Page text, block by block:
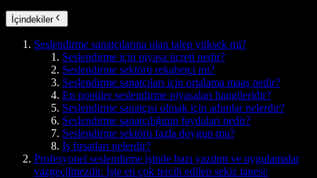
İçindekiler
Seslendirme sanatçılarına olan talep yüksek mi?
Seslendirme için piyasa ücreti nedir?
Seslendirme sektörü rekabetçi mi?
Seslendirme sanatçıları için ortalama maaş nedir?
En popüler seslendirme piyasaları hangileridir?
Seslendirme sanatçısı olmak için adımlar nelerdir?
Seslendirme sanatçılığının faydaları nedir?
Seslendirme sektörü fazla doygun mu?
İş fırsatları nelerdir?
Profesyonel seslendirme işinde bazı yazılım ve uygulamalar
vazgeçilmezdir. İşte en çok tercih edilen sekiz tanesi: